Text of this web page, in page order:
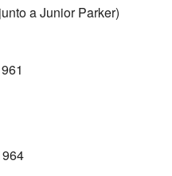
a Junior Parker)